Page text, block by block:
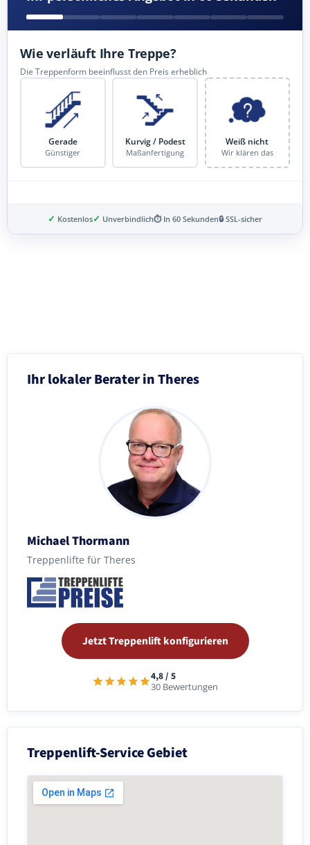
Wie verläuft Ihre Treppe?
Die Treppenform beeinflusst den Preis erheblich
Gerade
Günstiger
Kurvig / Podest
Maßanfertigung
Weiß nicht
Wir klären das
✓ Kostenlos✓ Unverbindlich⏱ In 60 Sekunden🔒 SSL-sicher
Ihr lokaler Berater in Theres
Michael Thormann
Treppenlifte für Theres
Jetzt Treppenlift konfigurieren
4,8 / 5
30 Bewertungen
Treppenlift-Service Gebiet